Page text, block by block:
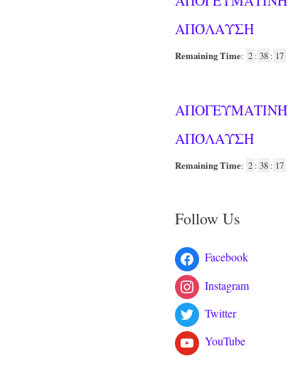
ΑΠΌΛΑΥΣΗ
Remaining Time: 2 : 38 : 17
ΑΠΟΓΕΥΜΑΤΙΝΉ
ΑΠΌΛΑΥΣΗ
Remaining Time: 2 : 38 : 17
Follow Us
Facebook
Instagram
Twitter
YouTube